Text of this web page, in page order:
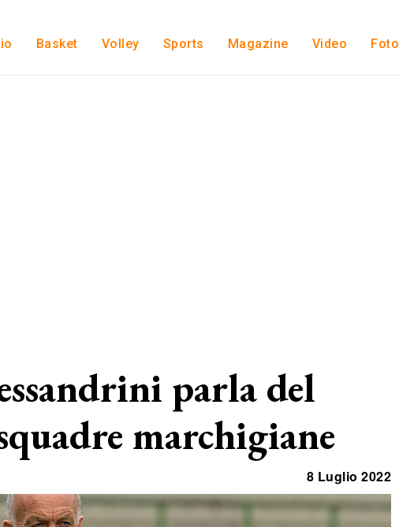
Basket Volley Sports Magazine Video Foto
parla del
marchigiane
8 Luglio 2022